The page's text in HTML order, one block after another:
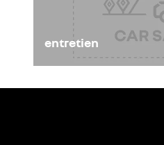
entretien